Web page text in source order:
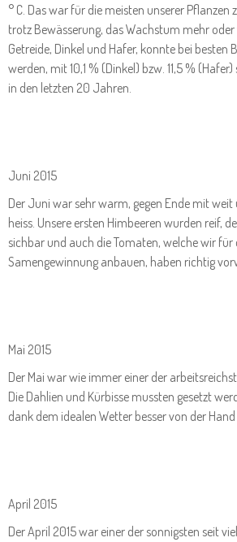
° C. Das war für die meisten unserer Pflanzen
trotz Bewässerung, das Wachstum mehr oder
Getreide, Dinkel und Hafer, konnte bei besten
werden, mit 10,1 % (Dinkel) bzw. 11,5 %
in den letzten 20 Jahren.
Juni 2015
Der Juni war sehr warm, gegen Ende mit weit
heiss. Unsere ersten Himbeeren wurden reif,
sichbar und auch die Tomaten, welche wir für
Samengewinnung anbauen, haben richtig
Mai 2015
Der Mai war wie immer einer der
Die Dahlien und Kürbisse mussten gesetzt
dank dem idealen Wetter besser von der
April 2015
Der April 2015 war einer der sonnigsten seit